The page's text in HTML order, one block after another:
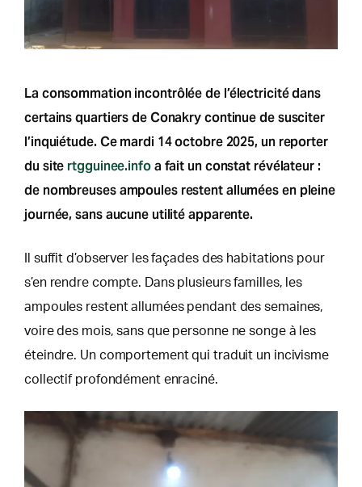
La consommation incontrôlée de l’électricité dans
certains quartiers de Conakry continue de susciter
l’inquiétude. Ce mardi 14 octobre 2025, un reporter
du site rtgguinee.infoa fait un constat révélateur :
de nombreuses ampoules restent allumées en pleine
journée, sans aucune utilité apparente.
Il suffit d’observer les façades des habitations pour
s’en rendre compte. Dans plusieurs familles, les
ampoules restent allumées pendant des semaines,
voire des mois, sans que personne ne songe à les
éteindre. Un comportement qui traduit un incivisme
collectif profondément enraciné.